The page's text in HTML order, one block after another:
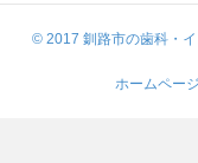
© 2017 釧路市の歯科・
ホームペー